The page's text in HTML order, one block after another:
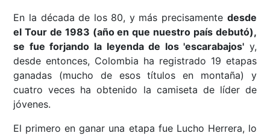
En la década de los 80, y más precisamente desde
el Tour de 1983 (año en que nuestro país debutó),
se fue forjando la leyenda de los 'escarabajos' y,
desde entonces, Colombia ha registrado 19 etapas
ganadas (mucho de esos títulos en montaña) y
cuatro veces ha obtenido la camiseta de líder de
jóvenes.
El primero en ganar una etapa fue Lucho Herrera, lo